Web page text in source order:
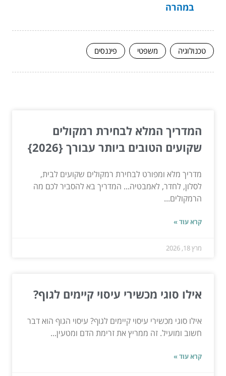
במהרה
טכנולוגיה משפטי פיננסים
המדריך המלא לבחירת רמקולים
שקועים הטובים ביותר עבורך {2026}
מדריך מלא ומפורט לבחירת רמקולים שקועים לבית,
לסלון, לחדר, לאמבטיה... המדריך בא להסביר לכם מה
הרמקולים...
קרא עוד »
מרץ 18, 2026
אילו סוגי מכשירי עיסוי קיימים לגוף?
אילו סוגי מכשירי עיסוי קיימים לגוף? עיסוי הגוף הוא דבר
חשוב ומועיל. זה ממריץ את זרימת הדם ומטעין...
קרא עוד »